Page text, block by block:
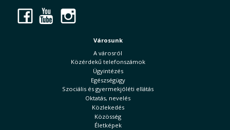
Facebook
YouTube
Városunk
A városról
Közérdekű telefonszámok
Ügyintézés
Egészségügy
Szociális és gyermekjóléti ellátás
Oktatás, nevelés
Közlekedés
Közösség
Életképek